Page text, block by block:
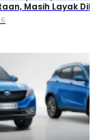
Masih Layak